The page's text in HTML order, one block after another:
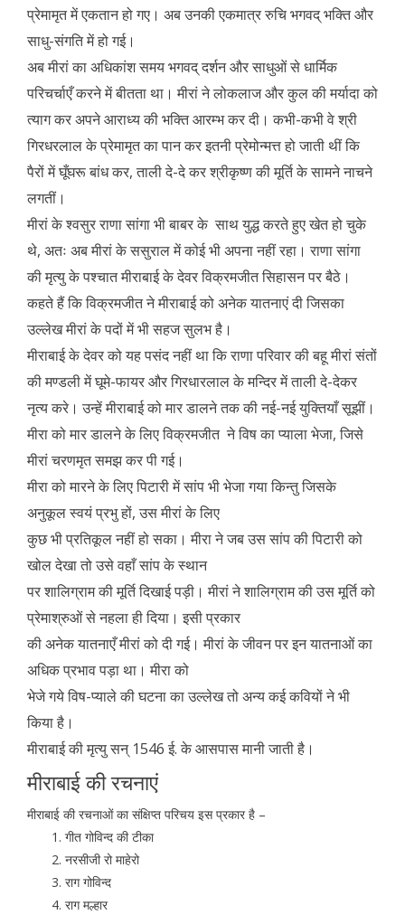
प्रेमामृत में एकतान हो गए। अब उनकी एकमात्र रुचि भगवद् भक्ति और
साधु-संगति में हो गई।
अब मीरां का अधिकांश समय भगवद् दर्शन और साधुओं से धार्मिक
परिचर्चाएँ करने में बीतता था। मीरां ने लोकलाज और कुल की मर्यादा को
त्याग कर अपने आराध्य की भक्ति आरम्भ कर दी। कभी-कभी वे श्री
गिरधरलाल के प्रेमामृत का पान कर इतनी प्रेमोन्मत्त हो जाती थीं कि
पैरों में घूँघरू बांध कर, ताली दे-दे कर श्रीकृष्ण की मूर्ति के सामने नाचने
लगतीं।
मीरां के श्वसुर राणा सांगा भी बाबर के साथ युद्ध करते हुए खेत हो चुके
थे, अतः अब मीरां के ससुराल में कोई भी अपना नहीं रहा। राणा सांगा
की मृत्यु के पश्चात मीराबाई के देवर विक्रमजीत सिहासन पर बैठे।
कहते हैं कि विक्रमजीत ने मीराबाई को अनेक यातनाएं दी जिसका
उल्लेख मीरां के पदों में भी सहज सुलभ है।
मीराबाई के देवर को यह पसंद नहीं था कि राणा परिवार की बहू मीरां संतों
की मण्डली में घूमे-फायर और गिरधारलाल के मन्दिर में ताली दे-देकर
नृत्य करे। उन्हें मीराबाई को मार डालने तक की नई-नई युक्तियाँ सूझीं।
मीरा को मार डालने के लिए विक्रमजीत ने विष का प्याला भेजा, जिसे
मीरां चरणमृत समझ कर पी गई।
मीरा को मारने के लिए पिटारी में सांप भी भेजा गया किन्तु जिसके
अनुकूल स्वयं प्रभु हों, उस मीरां के लिए
कुछ भी प्रतिकूल नहीं हो सका। मीरा ने जब उस सांप की पिटारी को
खोल देखा तो उसे वहाँ सांप के स्थान
पर शालिग्राम की मूर्ति दिखाई पड़ी। मीरां ने शालिग्राम की उस मूर्ति को
प्रेमाश्रुओं से नहला ही दिया। इसी प्रकार
की अनेक यातनाएँ मीरां को दी गई। मीरां के जीवन पर इन यातनाओं का
अधिक प्रभाव पड़ा था। मीरा को
भेजे गये विष-प्याले की घटना का उल्लेख तो अन्य कई कवियों ने भी
किया है।
मीराबाई की मृत्यु सन् 1546 ई. के आसपास मानी जाती है।
मीराबाई की रचनाएं
मीराबाई की रचनाओं का संक्षिप्त परिचय इस प्रकार है –
गीत गोविन्द की टीका
नरसीजी रो माहेरो
राग गोविन्द
राग मल्हार